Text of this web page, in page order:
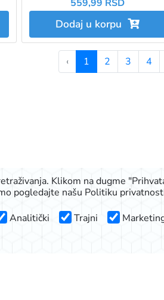
559,99 RSD
Dodaj u korpu
‹ 1 2 3 4
Klikom na dugme
pogledajte našu Politiku
Analitički Trajni